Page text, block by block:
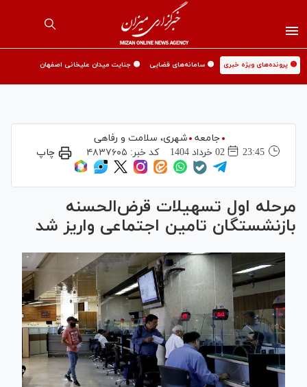
🟡 پرونده‌های ویژه خبری 🟡 سامانه‌های قضایی 🟡 جنایت میدان علیخانی اصفهان
جامعه
شهری،‌ سلامت و رفاهی
23:45
02 خرداد 1404 کد خبر: ۴۸۳۷۶۰۵ چاپ
مرحله اول تسهیلات قرض‌الحسنه
بازنشستگان تامین اجتماعی واریز شد